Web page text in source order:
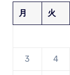
月 火
3 4